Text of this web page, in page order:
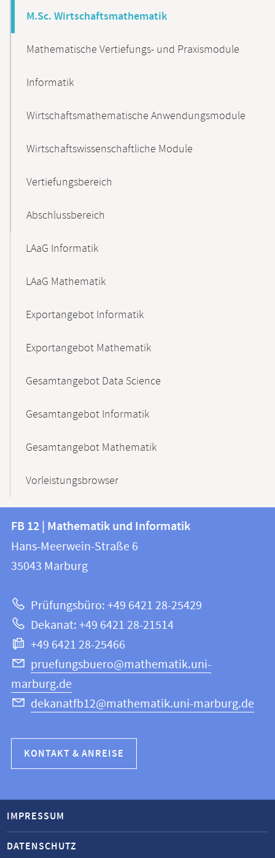
M.Sc. Wirtschaftsmathematik
Mathematische Vertiefungs- und Praxismodule
Informatik
Wirtschaftsmathematische Anwendungsmodule
Wirtschaftswissenschaftliche Module
Vertiefungsbereich
Abschlussbereich
LAaG Informatik
LAaG Mathematik
Exportangebot Informatik
Exportangebot Mathematik
Gesamtangebot Data Science
Gesamtangebot Informatik
Gesamtangebot Mathematik
Vorleistungsbrowser
Kontakt
und
Informationen
Website
FB
12
|
und
Informatik
FB 12 | Mathematik und Informatik
Hans-Meerwein-Straße 6
35043 Marburg
Prüfungsbüro: +49 6421 28-25429
Dekanat: +49 6421 28-21514
+49 6421 28-25466
pruefungsbuero@mathematik.uni-
marburg.de
dekanatfb12@mathematik.uni-marburg.de
KONTAKT & ANREISE
IMPRESSUM
DATENSCHUTZ